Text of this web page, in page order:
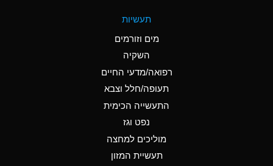
Ammonium Hydroxide
A
Ammonium Nitrate
Ammonium Nitrite
תעשיות
מים וזורמים
השקיה
רפואה/מדעי החיים
תעופה/חלל וצבא
התעשייה הכימית
נפט וגז
מוליכים למחצה
תעשיית המזון